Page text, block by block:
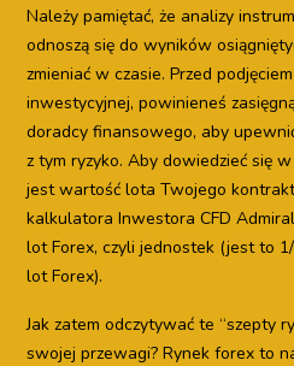
Należy pamiętać, że analizy
odnoszą się do wyników
zmieniać w czasie. Przed
inwestycyjnej, powinieneś
doradcy finansowego, aby
z tym ryzyko. Aby dowiedzieć się
jest wartość lota Twojego
kalkulatora Inwestora CFD
lot Forex, czyli jednostek (jest to
lot Forex).
Jak zatem odczytywać te “szepty
swojej przewagi? Rynek forex to